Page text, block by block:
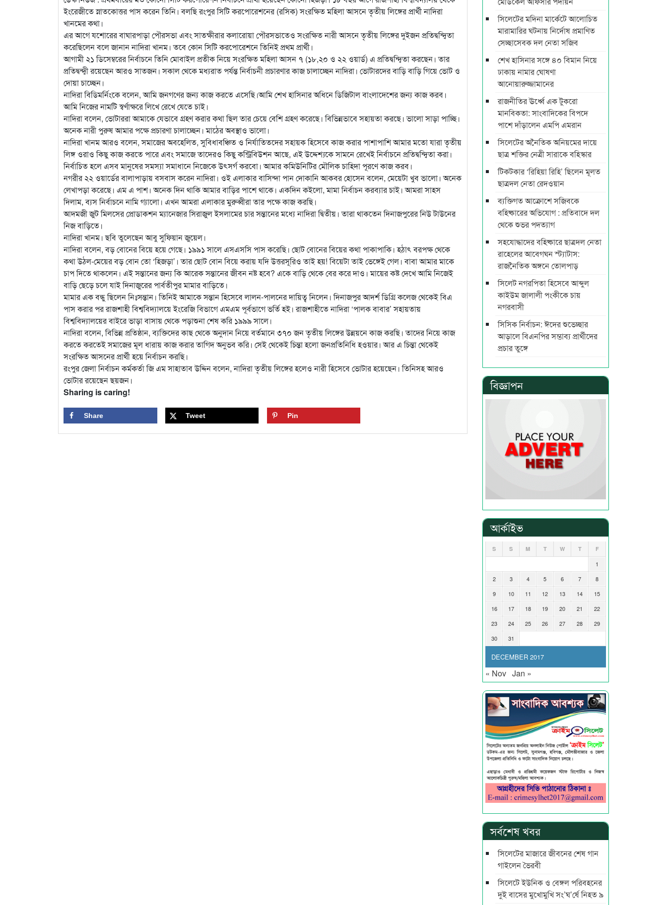
ইংরেজীতে স্নাতকোত্তর পাস করেন তিনি। বলছি রংপুর সিটি করপোরেশনের (রসিক) সংরক্ষিত মহিলা আসনে তৃতীয় লিঙ্গের প্রার্থী নাদিরা
খানমের কথা।
এর আগে যশোরের বাঘারপাড়া পৌরসভা এবং সাতক্ষীরার কলারোয়া পৌরসভাতেও সংরক্ষিত নারী আসনে তৃতীয় লিঙ্গের দুইজন প্রতিদ্বন্দ্বিতা
করেছিলেন বলে জানান নাদিরা খানম। তবে কোন সিটি করপোরেশনে তিনিই প্রথম প্রার্থী।
আগামী ২১ ডিসেম্বরের নির্বাচনে তিনি মোবাইল প্রতীক নিয়ে সংরক্ষিত মহিলা আসন ৭ (১৮,২০ ও ২২ ওয়ার্ড) এ প্রতিদ্বন্দ্বিতা করছেন। তার
প্রতিদ্বন্দ্বী রয়েছেন আরও সাতজন। সকাল থেকে মধ্যরাত পর্যন্ত নির্বাচনী প্রচারণার কাজ চালাচ্ছেন নাদিরা। ভোটারদের বাড়ি বাড়ি গিয়ে ভোট ও
দোয়া চাচ্ছেন।
নাদিরা বিডিমর্নিংকে বলেন, আমি জনগণের জন্য কাজ করতে এসেছি।আমি শেখ হাসিনার অধিনে ডিজিটাল বাংলাদেশের জন্য কাজ করব।
আমি নিজের নামটি স্বর্ণাক্ষরে লিখে রেখে যেতে চাই।
নাদিরা বলেন, ভোটাররা আমাকে যেভাবে গ্রহণ করার কথা ছিল তার চেয়ে বেশি গ্রহণ করেছে। বিভিন্নভাবে সহায়তা করছে। ভালো সাড়া পাচ্ছি।
অনেক নারী পুরুষ আমার পক্ষে প্রচারণা চালাচ্ছেন। মাঠের অবস্থাও ভালো।
নাদিরা খানম আরও বলেন, সমাজের অবহেলিত, সুবিধাবঞ্চিত ও নির্যাতিতদের সহায়ক হিসেবে কাজ করার পাশাপাশি আমার মতো যারা তৃতীয়
লিঙ্গ ওরাও কিছু কাজ করতে পারে এবং সমাজে তাদেরও কিছু কন্ট্রিবিউশন আছে, এই উদ্দেশ্যকে সামনে রেখেই নির্বাচনে প্রতিদ্বন্দ্বিতা করা।
নির্বাচিত হলে এসব মানুষের সমস্যা সমাধানে নিজেকে উৎসর্গ করবো। আমার কমিউনিটির মৌলিক চাহিদা পূরণে কাজ করব।
নগরীর ২২ ওয়ার্ডের বালাপাড়ায় বসবাস করেন নাদিরা। ওই এলাকার বাসিন্দা পান দোকানি আকবর হোসেন বলেন, মেয়েটা খুব ভালো। অনেক
লেখাপড়া করেছে। এম এ পাশ। অনেক দিন থাকি আমার বাড়ির পাশে থাকে। একদিন কইলো, মামা নির্বাচন করব্যার চাই। আমরা সাহস
দিলাম, ব্যস নির্বাচনে নামি গ্যালো। এখন আমরা এলাকার মুরুব্বীরা তার পক্ষে কাজ করছি।
আদমজী জুট মিলসের প্রোডাকশন ম্যানেজার সিরাজুল ইসলামের চার সন্তানের মধ্যে নাদিরা ‍দ্বিতীয়। তারা থাকতেন দিনাজপুরের নিউ টাউনের
নিজ বাড়িতে।
নাদিরা খানম। ছবি তুলেছেন আবু সুফিয়ান জুয়েল।
নাদিরা বলেন, বড় বোনের বিয়ে হয়ে গেছে। ১৯৯১ সালে এসএসসি পাস করেছি। ছোট বোনের বিয়ের কথা পাকাপাকি। হঠাৎ বরপক্ষ থেকে
কথা উঠল-মেয়ের বড় বোন তো ‘হিজড়া’। তার ছোট বোন বিয়ে করায় যদি উত্তরসূরিও তাই হয়! বিয়েটা তাই ভেঙ্গেই গেল। বাবা আমার মাকে
চাপ দিতে থাকলেন। এই সন্তানের জন্য কি আরেক সন্তানের জীবন নষ্ট হবে? একে বাড়ি থেকে বের করে দাও। মায়ের কষ্ট দেখে আমি নিজেই
বাড়ি ছেড়ে চলে যাই দিনাজুরের পার্বতীপুর মামার বাড়িতে।
মামার এক বন্ধু ছিলেন নিঃসন্তান। তিনিই আমাকে সন্তান হিসেবে লালন-পালনের দায়িত্ব নিলেন। দিনাজপুর আদর্শ ডিগ্রি কলেজ থেকেই বিএ
পাস করার পর রাজশাহী বিশ্ববিদ্যালয়ে ইংরেজি বিভাগে এমএম পূর্বভাগে ভর্তি হই। রাজশাহীতে নাদিরা ‘পালক বাবার’ সহায়তায়
বিশ্ববিদ্যালয়ের বাইরে ভাড়া বাসায় থেকে পড়াশুনা শেষ করি ১৯৯৯ সালে।
নাদিরা বলেন, বিভিন্ন প্রতিষ্ঠান, ব্যক্তিদের কাছ থেকে অনুদান নিয়ে বর্তমানে ৩৭০ জন তৃতীয় লিঙ্গের উন্নয়নে কাজ করছি। তাদের নিয়ে কাজ
করতে করতেই সমাজের মূল ধারায় কাজ করার তাগিদ অনুভব করি। সেই থেকেই চিন্তা হলো জনপ্রতিনিধি হওয়ার। আর এ চিন্তা থেকেই
সংরক্ষিত আসনের প্রার্থী হয়ে নির্বাচন করছি।
রংপুর জেলা নির্বাচন কর্মকর্তা জি এম সাহাতাব উদ্দিন বলেন, নাদিরা তৃতীয় লিঙ্গের হলেও নারী হিসেবে ভোটার হয়েছেন। তিনিসহ আরও
ভোটার রয়েছেন ছয়জন।
Sharing is caring!
Share Tweet Pin
সিলেটের মদিনা মার্কেটে আলোচিত
মারামারির ঘটনায় নির্দোষ প্রমাণিত
সেচ্ছাসেবক দল নেতা সজিব
শেখ হাসিনার সঙ্গে ৪০ বিমান নিয়ে
ঢাকায় নামার ঘোষণা
আনোয়ারুজ্জামানের
রাজনীতির ঊর্ধ্বে এক টুকরো
মানবিকতা: সাংবাদিকের বিপদে
পাশে দাঁড়ালেন এমপি এমরান
সিলেটের অনৈতিক অনিয়মের দায়ে
ছাত্র শক্তির নেত্রী সারাকে বহিস্কার
টিকটকার ‘রিহিয়া রিহি’ ছিলেন মূলত
ছাত্রদল নেতা রেদওয়ান
ব্যক্তিগত আক্রোশে সজিবকে
বহিষ্কারের অভিযোগ : প্রতিবাদে দল
থেকে শুভর পদত্যাগ
সহযোদ্ধাদের বহিষ্কারে ছাত্রদল নেতা
রাহেলের আবেগঘন স্ট্যাটাস:
রাজনৈতিক অঙ্গনে তোলপাড়
সিলেট নগরপিতা হিসেবে আব্দুল
কাইউম জালালী পংকীকে চায়
নগরবাসী
সিসিক নির্বাচন: ঈদের শুভেচ্ছার
আড়ালে বিএনপির সম্ভাব্য প্রার্থীদের
প্রচার তুঙ্গে
বিজ্ঞাপন
আর্কাইভ
DECEMBER 2017
S S M T W T F
1
2
3 4 5 6 7
8
9
10 11 12 13 14
15
16
17 18 19 20 21
22
23
24 25 26 27 28
29
30
31
« Nov Jan »
সর্বশেষ খবর
সিলেটের মাজারে জীবনের শেষ গান
গাইলেন ভৈরবী
সিলেটে ইউনিক ও বেঙ্গল পরিবহনের
দুই বাসের মুখোমুখি সং’ঘ’র্ষে নিহত ৯